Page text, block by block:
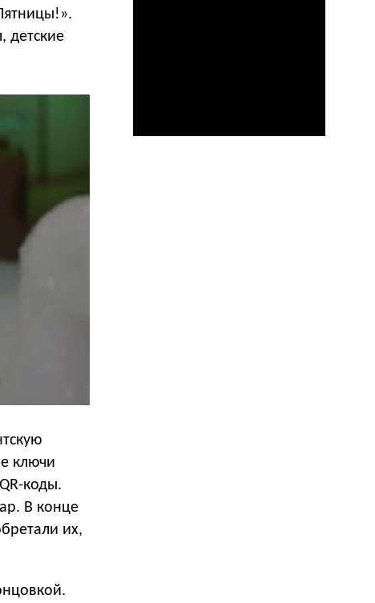
детские
ключи
коды.
В конце
их,